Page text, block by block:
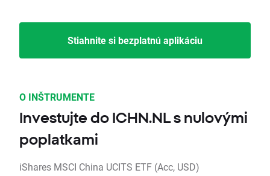
Stiahnite si bezplatnú aplikáciu
O INŠTRUMENTE
Investujte do ICHN.NL s nulovými
poplatkami
iShares MSCI China UCITS ETF (Acc, USD)